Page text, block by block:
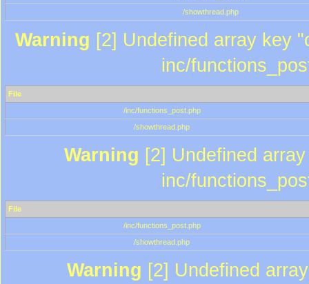
/showthread.php
Warning [2] Undefined array key
inc/
File
/inc/functions_post.php
/showthread.php
Warning [2] Undefined
inc/
File
/inc/functions_post.php
/showthread.php
Warning [2] Undefined